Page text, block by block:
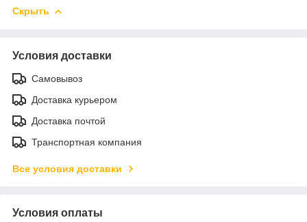
Скрыть
Условия доставки
Самовывоз
Доставка курьером
Доставка почтой
Транспортная компания
Все условия доставки
Условия оплаты